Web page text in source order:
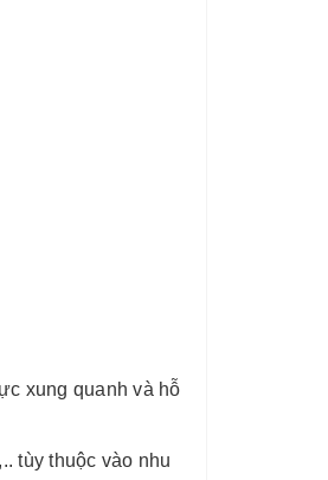
xung quanh và hỗ
tùy thuộc vào nhu